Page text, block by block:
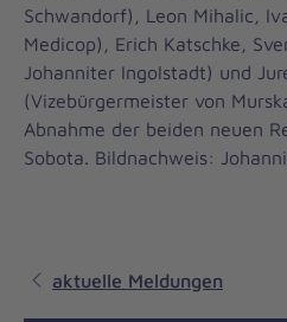
Schwandorf), Leon Mihalic,
Medicop), Erich Katschke,
Johanniter Ingolstadt) und
(Vizebürgermeister von
Abnahme der beiden neuen
Sobota. Bildnachweis:
aktuelle Meldungen